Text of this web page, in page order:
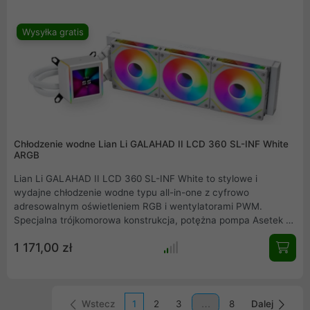
Wysyłka gratis
Chłodzenie wodne Lian Li GALAHAD II LCD 360 SL-INF White
ARGB
Lian Li GALAHAD II LCD 360 SL-INF White to stylowe i
wydajne chłodzenie wodne typu all-in-one z cyfrowo
adresowalnym oświetleniem RGB i wentylatorami PWM.
Specjalna trójkomorowa konstrukcja, potężna pompa Asetek 8.
generacji i wysokiej jakości wentylatory SL-INF w formacie 120
mm zapewniają wydajne chłodzenie. Pokrywa pompy AiO
posiada wyświetlacz IPS, na którym można np. wyświetlać
1 171,00 zł
Wstecz 1 2 3 8 Dalej